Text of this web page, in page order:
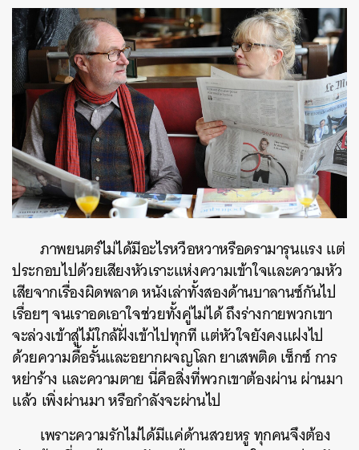
ภาพยนตร์ไม่ได้มีอะไรหวือหวาหรือดรามารุนแรง แต่
ประกอบไปด้วยเสียงหัวเราะแห่งความเข้าใจและความหัว
เสียจากเรื่องผิดพลาด หนังเล่าทั้งสองด้านบาลานซ์กันไป
เรื่อยๆ จนเราอดเอาใจช่วยทั้งคู่ไม่ได้ ถึงร่างกายพวกเขา
จะล่วงเข้าสู่ไม้ใกล้ฝั่งเข้าไปทุกที แต่หัวใจยังคงแฝงไป
ด้วยความดื้อรั้นและอยากผจญโลก ยาเสพติด เซ็กซ์ การ
หย่าร้าง และความตาย นี่คือสิ่งที่พวกเขาต้องผ่าน ผ่านมา
แล้ว เพิ่งผ่านมา หรือกำลังจะผ่านไป
เพราะความรักไม่ได้มีแค่ด้านสวยหรู ทุกคนจึงต้อง
ค้นหา
SHARE TWEET LINE EMAIL